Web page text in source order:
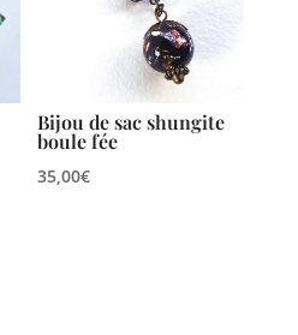
Bijou de sac shungite
boule fée
35,00€